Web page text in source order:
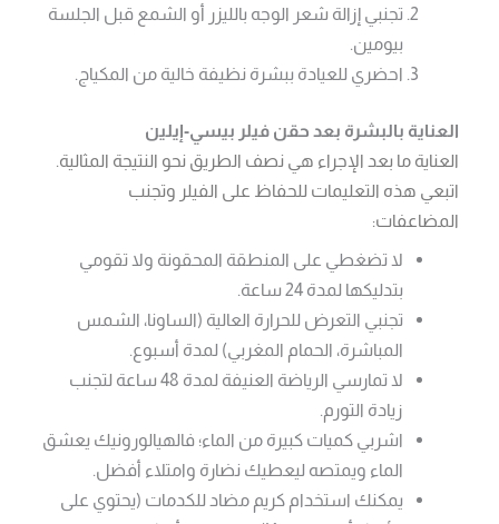
تجنبي إزالة شعر الوجه بالليزر أو الشمع قبل الجلسة
بيومين.
احضري للعيادة ببشرة نظيفة خالية من المكياج.
العناية بالبشرة بعد حقن فيلر بيسي-إيلين
العناية ما بعد الإجراء هي نصف الطريق نحو النتيجة المثالية.
اتبعي هذه التعليمات للحفاظ على الفيلر وتجنب
المضاعفات:
لا تضغطي على المنطقة المحقونة ولا تقومي
بتدليكها لمدة 24 ساعة.
تجنبي التعرض للحرارة العالية (الساونا، الشمس
المباشرة، الحمام المغربي) لمدة أسبوع.
لا تمارسي الرياضة العنيفة لمدة 48 ساعة لتجنب
زيادة التورم.
اشربي كميات كبيرة من الماء؛ فالهيالورونيك يعشق
الماء ويمتصه ليعطيك نضارة وامتلاء أفضل.
يمكنك استخدام كريم مضاد للكدمات (يحتوي على